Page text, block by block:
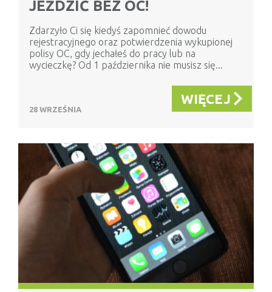
JEŹDZIĆ BEZ OC!
Zdarzyło Ci się kiedyś zapomnieć dowodu
rejestracyjnego oraz potwierdzenia wykupionej
polisy OC, gdy jechałeś do pracy lub na
wycieczkę? Od 1 października nie musisz się...
28 WRZEŚNIA
WIĘCEJ